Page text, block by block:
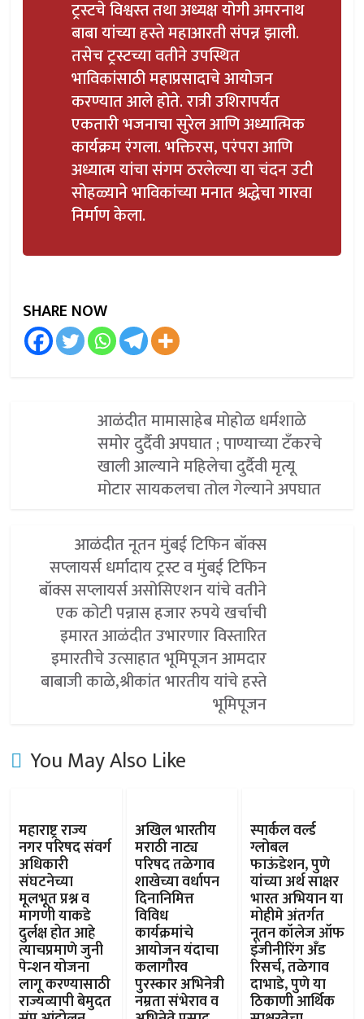
ट्रस्टचे विश्वस्त तथा अध्यक्ष योगी अमरनाथ
बाबा यांच्या हस्ते महाआरती संपन्न झाली.
तसेच ट्रस्टच्या वतीने उपस्थित
भाविकांसाठी महाप्रसादाचे आयोजन
करण्यात आले होते. रात्री उशिरापर्यंत
एकतारी भजनाचा सुरेल आणि अध्यात्मिक
कार्यक्रम रंगला. भक्तिरस, परंपरा आणि
अध्यात्म यांचा संगम ठरलेल्या या चंदन उटी
सोहळ्याने भाविकांच्या मनात श्रद्धेचा गारवा
निर्माण केला.
SHARE NOW
आळंदीत मामासाहेब मोहोळ धर्मशाळे
समोर दुर्दैवी अपघात ; पाण्याच्या टँकरचे
खाली आल्याने महिलेचा दुर्दैवी मृत्यू
मोटार सायकलचा तोल गेल्याने अपघात
आळंदीत नूतन मुंबई टिफिन बॉक्स
सप्लायर्स धर्मादाय ट्रस्ट व मुंबई टिफिन
बॉक्स सप्लायर्स असोसिएशन यांचे वतीने
एक कोटी पन्नास हजार रुपये खर्चाची
इमारत आळंदीत उभारणार विस्तारित
इमारतीचे उत्साहात भूमिपूजन आमदार
बाबाजी काळे,श्रीकांत भारतीय यांचे हस्ते
भूमिपूजन
You May Also Like
महाराष्ट्र राज्य
नगर परिषद संवर्ग
अधिकारी
संघटनेच्या
मूलभूत प्रश्न व
मागणी याकडे
दुर्लक्ष होत आहे
त्याचप्रमाणे जुनी
पेन्शन योजना
लागू करण्यासाठी
राज्यव्यापी बेमुदत
अखिल भारतीय
मराठी नाट्य
परिषद तळेगाव
शाखेच्या वर्धापन
दिनानिमित्त
विविध
कार्यक्रमांचे
आयोजन यंदाचा
कलागौरव
पुरस्कार अभिनेत्री
नम्रता संभेराव व
स्पार्कल वर्ल्ड
ग्लोबल
फाऊंडेशन, पुणे
यांच्या अर्थ साक्षर
भारत अभियान या
मोहीमे अंतर्गत
नूतन कॉलेज ऑफ
इंजीनीरिंग अँड
रिसर्च, तळेगाव
दाभाडे, पुणे या
ठिकाणी आर्थिक